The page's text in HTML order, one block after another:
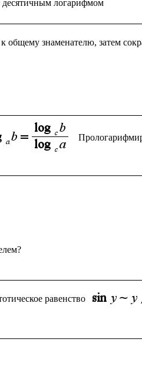
общему знаменателю, затем
равенство